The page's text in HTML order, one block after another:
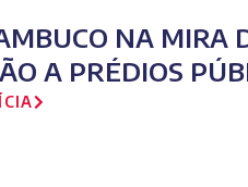
NA MIRA
A PRÉDIOS